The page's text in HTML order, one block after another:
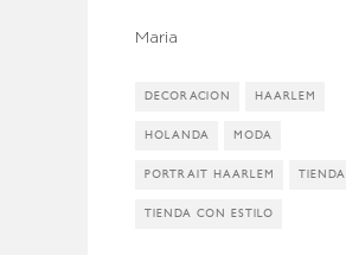
Maria
DECORACION HAARLEM
HOLANDA MODA
PORTRAIT HAARLEM TIENDA
TIENDA CON ESTILO